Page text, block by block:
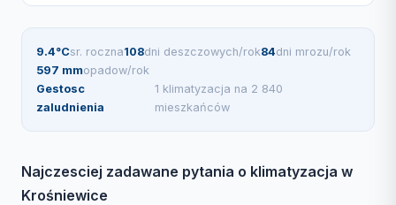
9.4°Csr. roczna108dni deszczowych/rok84dni mrozu/rok
597 mmopadow/rok
Gestosc
zaludnienia
1 klimatyzacja na 2 840
mieszkańców
Najczesciej zadawane pytania o klimatyzacja w
Krośniewice